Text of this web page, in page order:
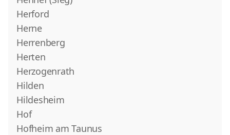
Herford
Herne
Herrenberg
Herten
Herzogenrath
Hilden
Hildesheim
Hof
Hofheim am Taunus